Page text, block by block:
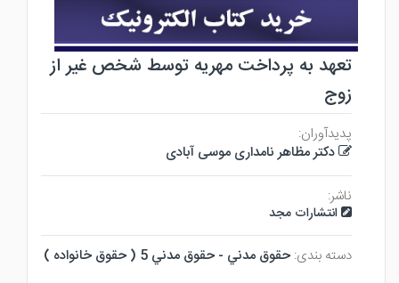
تعهد به پرداخت مهریه توسط شخص غیر از
زوج
پدیدآوران:
دکتر مظاهر نامداری موسی آبادی
ناشر:
انتشارات مجد
دسته بندی: حقوق مدني - حقوق مدني 5 ( حقوق خانواده )